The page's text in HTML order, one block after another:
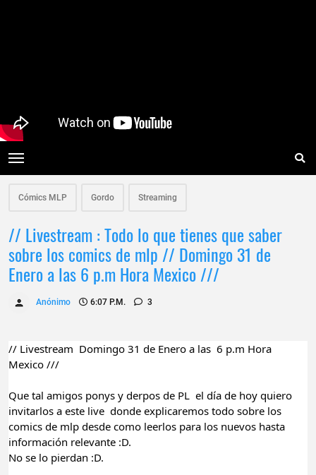
Cómics MLP Gordo Streaming
// Livestream : Todo lo que tienes que saber
sobre los comics de mlp // Domingo 31 de
Enero a las 6 p.m Hora Mexico ///
Anónimo 6:07 P.m. 3
// Livestream  Domingo 31 de Enero a las  6 p.m Hora
Mexico ///
Que tal amigos ponys y derpos de PL  el día de hoy quiero
invitarlos a este live  donde explicaremos todo sobre los
comics de mlp desde como leerlos para los nuevos hasta
información relevante :D.
No se lo pierdan :D.